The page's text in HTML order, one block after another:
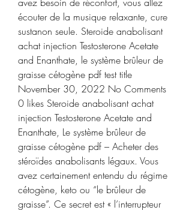
écouter de la musique relaxante, cure
sustanon seule. Steroide anabolisant
achat injection Testosterone Acetate
and Enanthate, le système brûleur de
graisse cétogène pdf test title
November 30, 2022 No Comments
0 likes Steroide anabolisant achat
injection Testosterone Acetate and
Enanthate, Le système brûleur de
graisse cétogène pdf – Acheter des
stéroïdes anabolisants légaux. Vous
avez certainement entendu du régime
cétogène, keto ou “le brûleur de
graisse”. Ce secret est « l’interrupteur